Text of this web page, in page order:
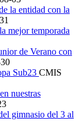
la entidad con la
mejor temporada
de Verano con
Sub23 CMIS
nuestras
gimnasio del 3 al